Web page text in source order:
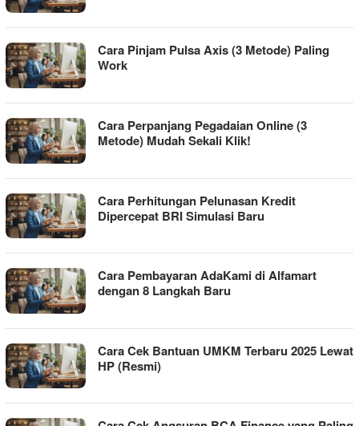
Cara Pinjam Pulsa Axis (3 Metode) Paling
Work
Cara Perpanjang Pegadaian Online (3
Metode) Mudah Sekali Klik!
Cara Perhitungan Pelunasan Kredit
Dipercepat BRI Simulasi Baru
Cara Pembayaran AdaKami di Alfamart
dengan 8 Langkah Baru
Cara Cek Bantuan UMKM Terbaru 2025 Lewat
HP (Resmi)